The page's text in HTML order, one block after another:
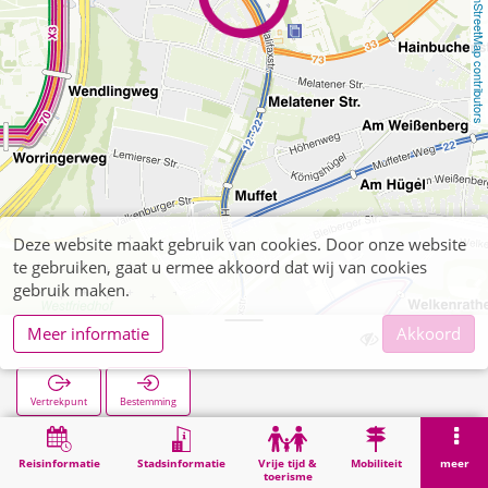
OpenStreetMap contributors
Reisinformatie Stadsinformatie
Vrije tijd &
toerisme
Mobiliteit meer
Halifaxstraße
Vertrekpunt Bestemming
Zoekopracht Halifaxstraße
Deze website maakt gebruik van cookies. Door onze website
te gebruiken, gaat u ermee akkoord dat wij van cookies
gebruik maken.
Meer informatie
Akkoord